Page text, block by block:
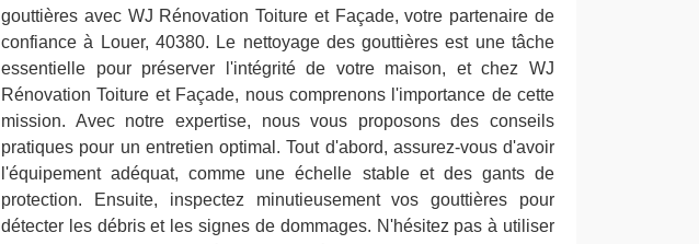
gouttières avec WJ Rénovation Toiture et Façade, votre partenaire de
confiance à Louer, 40380. Le nettoyage des gouttières est une tâche
essentielle pour préserver l'intégrité de votre maison, et chez WJ
Rénovation Toiture et Façade, nous comprenons l'importance de cette
mission. Avec notre expertise, nous vous proposons des conseils
pratiques pour un entretien optimal. Tout d'abord, assurez-vous d'avoir
l'équipement adéquat, comme une échelle stable et des gants de
protection. Ensuite, inspectez minutieusement vos gouttières pour
détecter les débris et les signes de dommages. N'hésitez pas à utiliser